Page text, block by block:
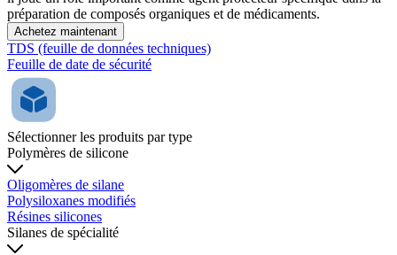
préparation de composés organiques et de médicaments.
Achetez maintenant
TDS (feuille de données techniques)
Feuille de date de sécurité
Sélectionner les produits par type
Polymères de silicone
Oligomères de silane
Polysiloxanes modifiés
Résines silicones
Silanes de spécialité